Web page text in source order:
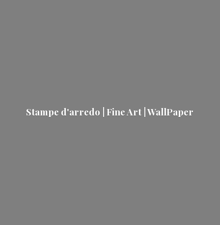
Stampe d'arredo | Fine Art | WallPaper